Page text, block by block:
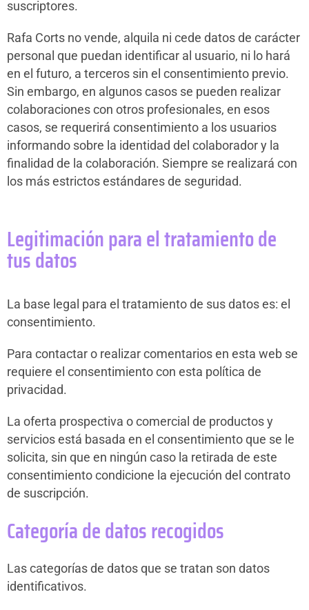
suscriptores.
Rafa Corts no vende, alquila ni cede datos de carácter
personal que puedan identificar al usuario, ni lo hará
en el futuro, a terceros sin el consentimiento previo.
Sin embargo, en algunos casos se pueden realizar
colaboraciones con otros profesionales, en esos
casos, se requerirá consentimiento a los usuarios
informando sobre la identidad del colaborador y la
finalidad de la colaboración. Siempre se realizará con
los más estrictos estándares de seguridad.
Legitimación para el tratamiento de
tus datos
La base legal para el tratamiento de sus datos es: el
consentimiento.
Para contactar o realizar comentarios en esta web se
requiere el consentimiento con esta política de
privacidad.
La oferta prospectiva o comercial de productos y
servicios está basada en el consentimiento que se le
solicita, sin que en ningún caso la retirada de este
consentimiento condicione la ejecución del contrato
de suscripción.
Categoría de datos recogidos
Las categorías de datos que se tratan son datos
identificativos.